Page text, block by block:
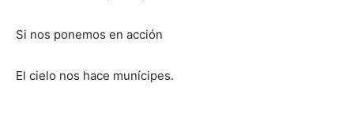
Si nos ponemos en acción
El cielo nos hace munícipes.